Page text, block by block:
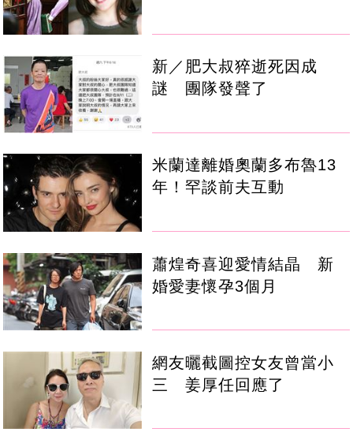
新／肥大叔猝逝死因成
謎 團隊發聲了
米蘭達離婚奧蘭多布魯13
年！罕談前夫互動
蕭煌奇喜迎愛情結晶 新
婚愛妻懷孕3個月
網友曬截圖控女友曾當小
三 姜厚任回應了